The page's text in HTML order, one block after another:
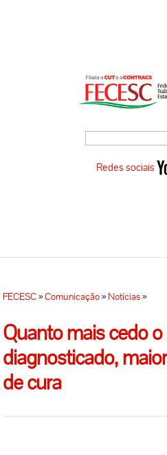
Redes sociais
FECESC»Comunicação»Notícias»
Quanto mais cedo
diagnosticado,
de cura